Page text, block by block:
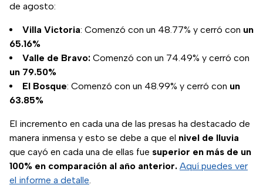
de agosto:
Villa Victoria: Comenzó con un 48.77% y cerró con un
65.16%
Valle de Bravo: Comenzó con un 74.49% y cerró con
un 79.50%
El Bosque: Comenzó con un 48.99% y cerró con un
63.85%
El incremento en cada una de las presas ha destacado de
manera inmensa y esto se debe a que el nivel de lluvia
que cayó en cada una de ellas fue superior en más de un
100% en comparación al año anterior. Aquí puedes ver
el informe a detalle.